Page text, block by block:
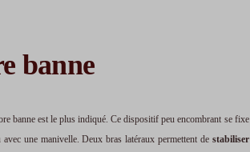
banne
banne est le plus indiqué. Ce dispositif peu encombrant se fixe
une manivelle. Deux bras latéraux permettent de stabiliser